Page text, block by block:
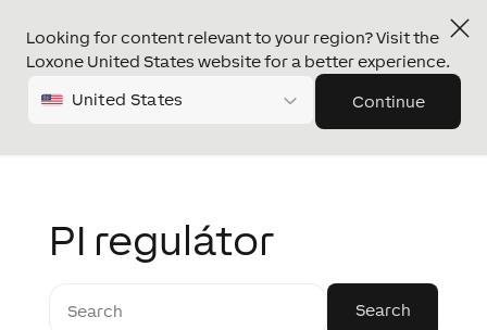
Looking for content relevant to your region? Visit the
Loxone United States website for a better experience.
United States Continue
PI regulátor